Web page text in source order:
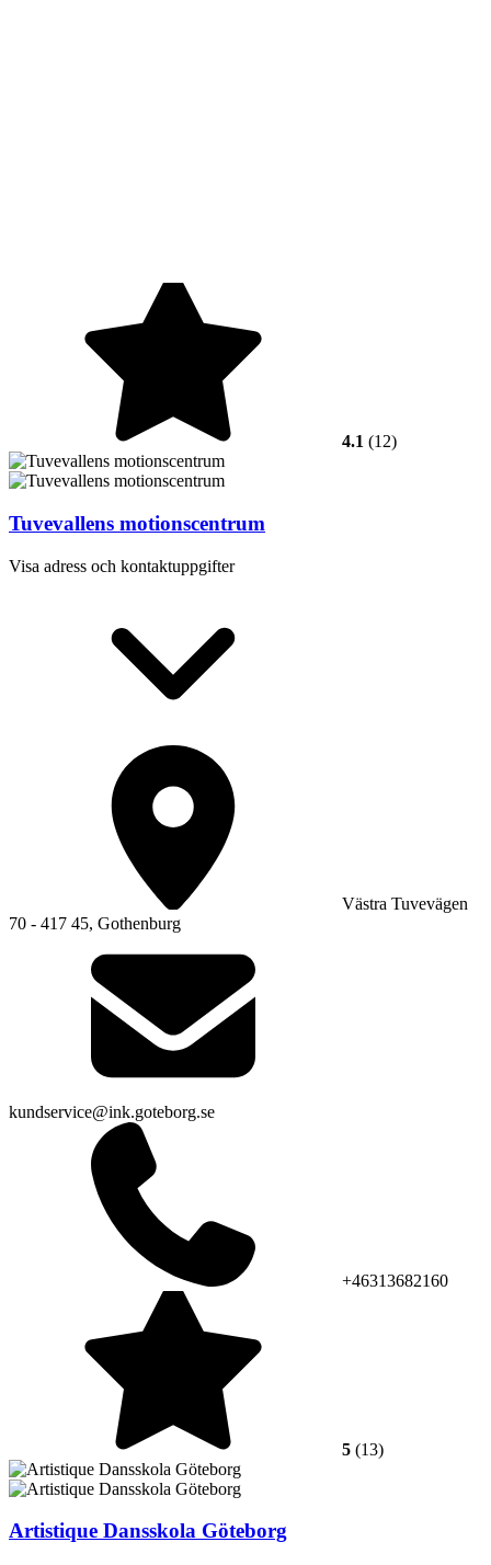
4.1 (12)
Tuvevallens motionscentrum
Visa adress och kontaktuppgifter
Västra Tuvevägen
70 - 417 45, Gothenburg
kundservice@ink.goteborg.se
+46313682160
5 (13)
Artistique Dansskola Göteborg